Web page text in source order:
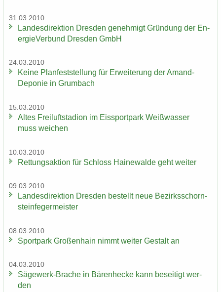
31.03.2010
Lan­des­di­rek­ti­on Dres­den ge­neh­migt Grün­dung der En­
er­gie­Ver­bund Dres­den GmbH
24.03.2010
Keine Plan­fest­stel­lung für Er­wei­te­rung der Amand-​
Deponie in Grum­bach
15.03.2010
Altes Frei­luft­sta­di­on im Eis­sport­park Weiß­was­ser
muss wei­chen
10.03.2010
Ret­tungs­ak­ti­on für Schloss Hai­ne­wal­de geht wei­ter
09.03.2010
Lan­des­di­rek­ti­on Dres­den be­stellt neue Be­zirks­schorn­
stein­fe­ger­meis­ter
08.03.2010
Sport­park Gro­ßen­hain nimmt wei­ter Ge­stalt an
04.03.2010
Sägewerk-​Brache in Bä­ren­he­cke kann be­sei­tigt wer­
den